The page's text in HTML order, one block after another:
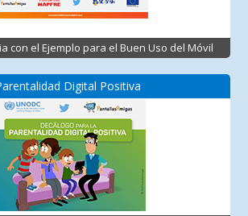
con el Ejemplo para el Buen Uso del Móvil
Digital Positiva